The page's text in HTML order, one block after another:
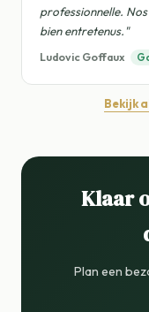
professionnelle.
bien entretenus."
Ludovic Goffaux
Bekijk
Klaar
Plan een